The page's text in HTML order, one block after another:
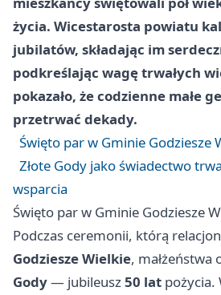
życia. Wicestarosta powiatu
jubilatów, składając im
podkreślając wagę trwałych
pokazało, że codzienne małe
przetrwać dekady.
Święto par w Gminie Godziesze
Złote Gody jako świadectwo
wsparcia
Święto par w Gminie Godziesze
Podczas ceremonii, którą
Godziesze Wielkie, małżeństwa
Gody— jubileusz50 lat pożycia.